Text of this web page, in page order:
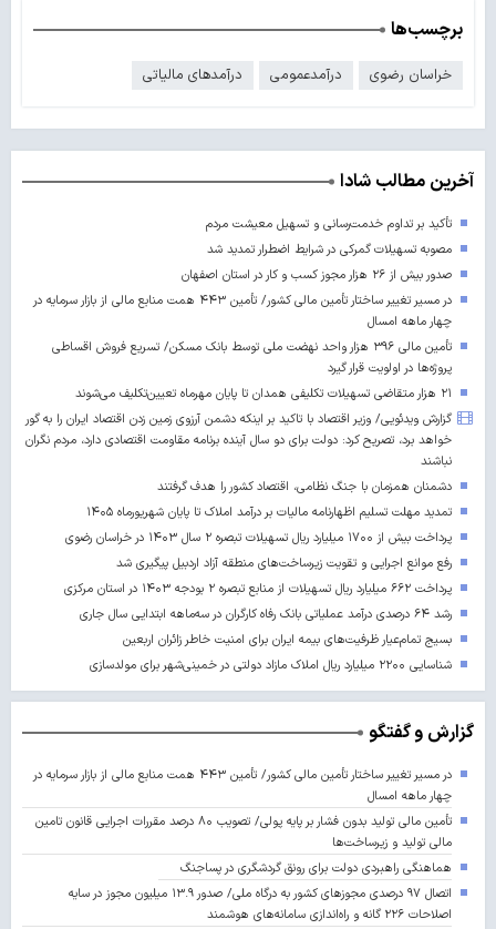
برچسب‌ها
خراسان رضوی درآمدعمومی درآمدهای مالیاتی
آخرین مطالب شادا
تأکید بر تداوم خدمت‌رسانی و تسهیل معیشت مردم
مصوبه تسهیلات گمرکی در شرایط اضطرار تمدید شد
صدور بیش از ۲۶ هزار مجوز کسب‌ و کار در استان اصفهان
در مسیر تغییر ساختار تأمین مالی کشور/ تأمین ۴۴۳ همت منابع مالی از بازار سرمایه در
چهار ماهه امسال
تأمین مالی ۳۹۶ هزار واحد نهضت ملی توسط بانک مسکن/ تسریع فروش اقساطی
پروژه‌ها در اولویت قرار گیرد
۲۱ هزار متقاضی تسهیلات تکلیفی همدان تا پایان مهرماه تعیین‌تکلیف می‌شوند
گزارش ویدئویی/ وزیر اقتصاد با تاکید بر اینکه دشمن آرزوی زمین زدن اقتصاد ایران را به گور
خواهد برد، تصریح کرد: دولت برای دو سال آینده برنامه مقاومت اقتصادی دارد، مردم نگران
نباشند
دشمنان همزمان با جنگ نظامی، اقتصاد کشور را هدف گرفتند
تمدید مهلت تسلیم اظهارنامه مالیات بر درآمد املاک تا پایان شهریورماه ۱۴۰۵
پرداخت بیش از ۱۷۰۰ میلیارد ریال تسهیلات تبصره ۲ سال ۱۴۰۳ در خراسان رضوی
رفع موانع اجرایی و تقویت زیرساخت‌های منطقه آزاد اردبیل پیگیری شد
پرداخت ۶۶۲ میلیارد ریال تسهیلات از منابع تبصره ۲ بودجه ۱۴۰۳ در استان مرکزی
رشد ۶۴ درصدی درآمد عملیاتی بانک رفاه کارگران در سه‌ماهه ابتدایی سال جاری
بسیج تمام‌عیار ظرفیت‌های بیمه ایران برای امنیت خاطر زائران اربعین
شناسایی ۲۲۰۰ میلیارد ریال املاک مازاد دولتی در خمینی‌شهر برای مولدسازی
گزارش و گفتگو
در مسیر تغییر ساختار تأمین مالی کشور/ تأمین ۴۴۳ همت منابع مالی از بازار سرمایه در
چهار ماهه امسال
تأمین مالی تولید بدون فشار بر پایه پولی/ تصویب ۸۰ درصد مقررات اجرایی قانون تامین
مالی تولید و زیرساخت‌ها
هماهنگی راهبردی دولت برای رونق گردشگری در پساجنگ
اتصال ۹۷ درصدی مجوزهای کشور به درگاه ملی/ صدور ۱۳.۹ میلیون مجوز در سایه
اصلاحات ۲۲۶ گانه و راه‌اندازی سامانه‌های هوشمند